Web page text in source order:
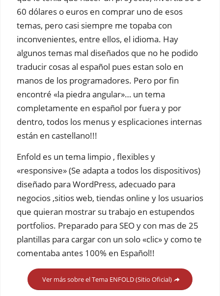
60 dólares o euros en comprar uno de esos
temas, pero casi siempre me topaba con
inconvenientes, entre ellos, el idioma. Hay
algunos temas mal diseñados que no he podido
traducir cosas al español pues estan solo en
manos de los programadores. Pero por fin
encontré «la piedra angular»… un tema
completamente en español por fuera y por
dentro, todos los menus y esplicaciones internas
están en castellano!!!
Enfold es un tema limpio , flexibles y
«responsive» (Se adapta a todos los dispositivos)
diseñado para WordPress, adecuado para
negocios ,sitios web, tiendas online y los usuarios
que quieran mostrar su trabajo en estupendos
portfolios. Preparado para SEO y con mas de 25
plantillas para cargar con un solo «clic» y como te
comentaba antes 100% en Español!!
Ver más sobre el Tema ENFOLD (Sitio Oficial)